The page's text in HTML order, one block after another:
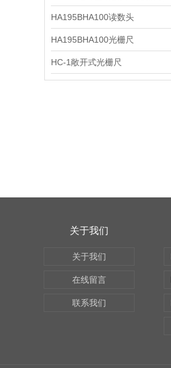
HA195BHA100读数头
HA195BHA100光栅尺
HC-1敞开式光栅尺
关于我们
关于我们
在线留言
联系我们